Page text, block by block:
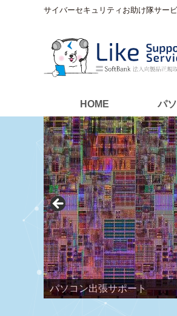
サイバーセキュリティお助け隊サー
HOME パ
パソコン出張サポート